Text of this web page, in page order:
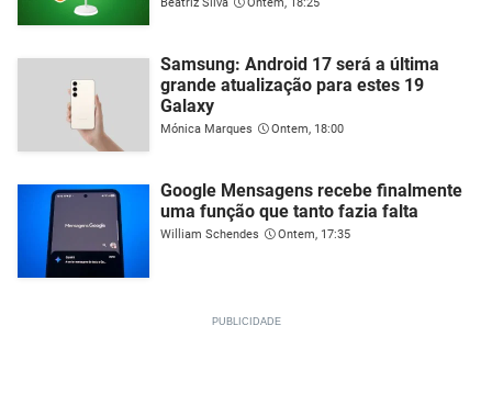
Samsung: Android 17 será a última
grande atualização para estes 19
Galaxy
Mónica Marques Ontem, 18:00
Google Mensagens recebe finalmente
uma função que tanto fazia falta
William Schendes Ontem, 17:35